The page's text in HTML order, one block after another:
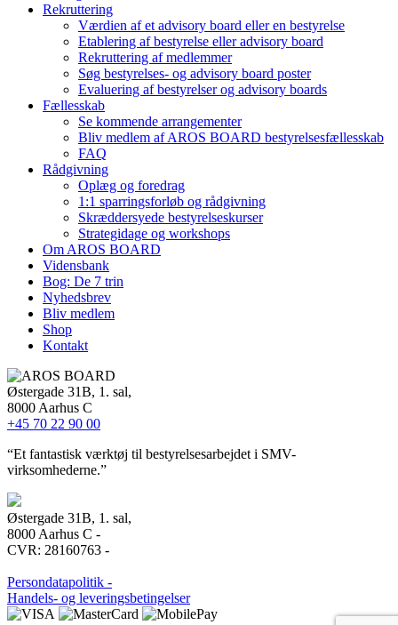
Rekruttering
Værdien af et advisory board eller en bestyrelse
Etablering af bestyrelse eller advisory board
Rekruttering af medlemmer
Søg bestyrelses- og advisory board poster
Evaluering af bestyrelser og advisory boards
Fællesskab
Se kommende arrangementer
Bliv medlem af AROS BOARD bestyrelsesfællesskab
FAQ
Rådgivning
Oplæg og foredrag
1:1 sparringsforløb og rådgivning
Skræddersyede bestyrelseskurser
Strategidage og workshops
Om AROS BOARD
Vidensbank
Bog: De 7 trin
Nyhedsbrev
Bliv medlem
Shop
Kontakt
Østergade 31B, 1. sal,
8000 Aarhus C
+45 70 22 90 00
“Et fantastisk værktøj til bestyrelsesarbejdet i SMV-
virksomhederne.”
Østergade 31B, 1. sal,
8000 Aarhus C -
CVR: 28160763 -
Persondatapolitik -
Handels- og leveringsbetingelser